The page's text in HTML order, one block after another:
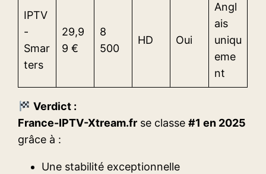
IPTV
-
Smar
ters
29,9
9 €
8
500
HD Oui
Angl
ais
uniqu
eme
nt
Verdict :
France-IPTV-Xtream.fr se classe#1 en 2025
grâce à :
Une stabilité exceptionnelle